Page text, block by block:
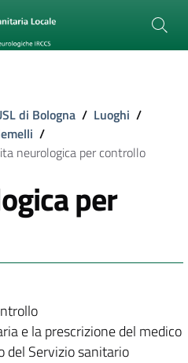
di Bologna / Luoghi /
/
neurologica per controllo
per
e la prescrizione del medico
del Servizio sanitario